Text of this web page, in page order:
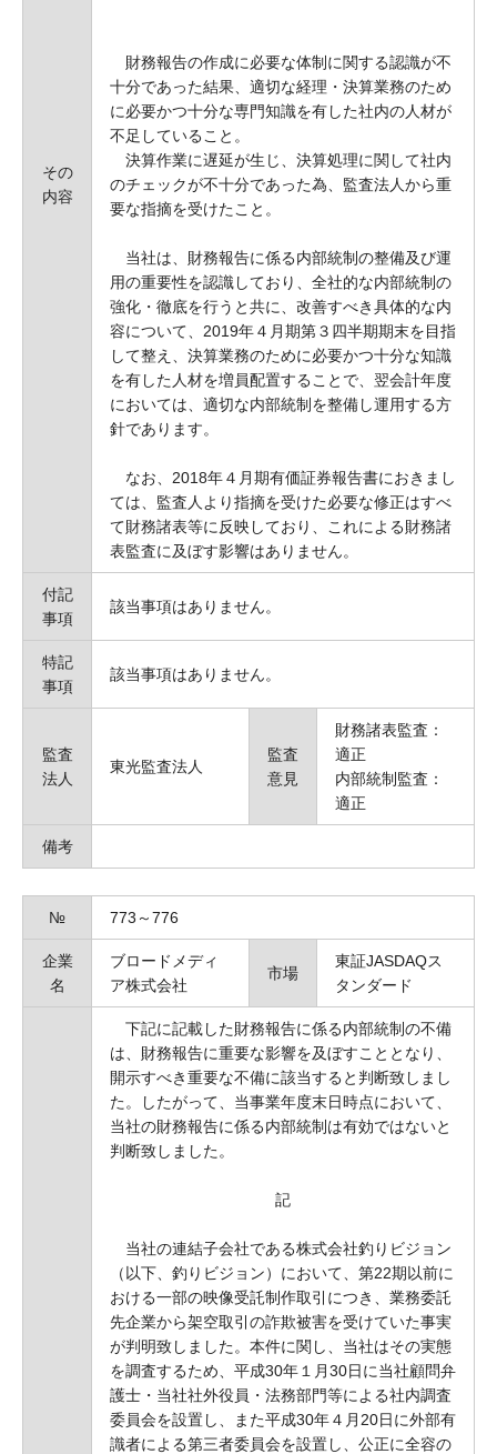
その
内容
財務報告の作成に必要な体制に関する認識が不
十分であった結果、適切な経理・決算業務のため
に必要かつ十分な専門知識を有した社内の人材が
不足していること。
決算作業に遅延が生じ、決算処理に関して社内
のチェックが不十分であった為、監査法人から重
要な指摘を受けたこと。
当社は、財務報告に係る内部統制の整備及び運
用の重要性を認識しており、全社的な内部統制の
強化・徹底を行うと共に、改善すべき具体的な内
容について、2019年４月期第３四半期期末を目指
して整え、決算業務のために必要かつ十分な知識
を有した人材を増員配置することで、翌会計年度
においては、適切な内部統制を整備し運用する方
針であります。
なお、2018年４月期有価証券報告書におきまし
ては、監査人より指摘を受けた必要な修正はすべ
て財務諸表等に反映しており、これによる財務諸
表監査に及ぼす影響はありません。
付記
事項
該当事項はありません。
特記
事項
該当事項はありません。
監査
法人
東光監査法人
監査
意見
財務諸表監査：
適正
内部統制監査：
適正
備考
№ 773～776
企業
名
ブロードメディ
ア株式会社
市場
東証JASDAQス
タンダード
下記に記載した財務報告に係る内部統制の不備
は、財務報告に重要な影響を及ぼすこととなり、
開示すべき重要な不備に該当すると判断致しまし
た。したがって、当事業年度末日時点において、
当社の財務報告に係る内部統制は有効ではないと
判断致しました。
記
当社の連結子会社である株式会社釣りビジョン
（以下、釣りビジョン）において、第22期以前に
おける一部の映像受託制作取引につき、業務委託
先企業から架空取引の詐欺被害を受けていた事実
が判明致しました。本件に関し、当社はその実態
を調査するため、平成30年１月30日に当社顧問弁
護士・当社社外役員・法務部門等による社内調査
委員会を設置し、また平成30年４月20日に外部有
識者による第三者委員会を設置し、公正に全容の